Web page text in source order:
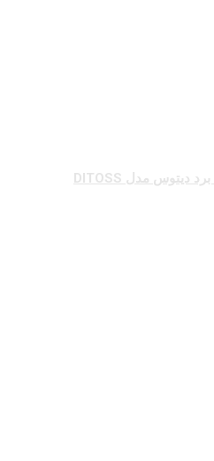
اسمارت برد دیتوس مدل DITOSS